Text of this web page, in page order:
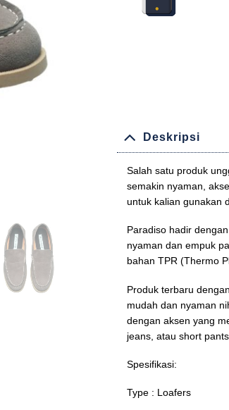
Deskripsi
Salah satu produk
semakin nyaman,
untuk kalian gunakan
Paradiso hadir
nyaman dan empuk
bahan TPR (Thermo
Produk terbaru
mudah dan nyaman
dengan aksen yang
jeans, atau short
Spesifikasi:
Type : Loafers